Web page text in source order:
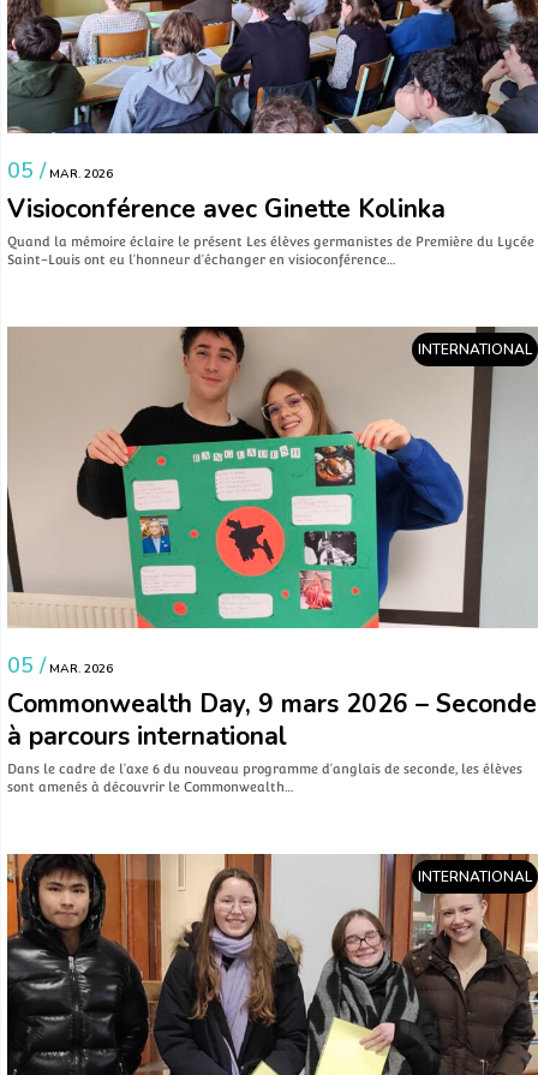
05 / MAR. 2026
Visioconférence avec Ginette Kolinka
Quand la mémoire éclaire le présent Les élèves germanistes de Première du Lycée
Saint-Louis ont eu l’honneur d’échanger en visioconférence…
INTERNATIONAL
05 / MAR. 2026
Commonwealth Day, 9 mars 2026 – Seconde
à parcours international
Dans le cadre de l’axe 6 du nouveau programme d’anglais de seconde, les élèves
sont amenés à découvrir le Commonwealth…
INTERNATIONAL